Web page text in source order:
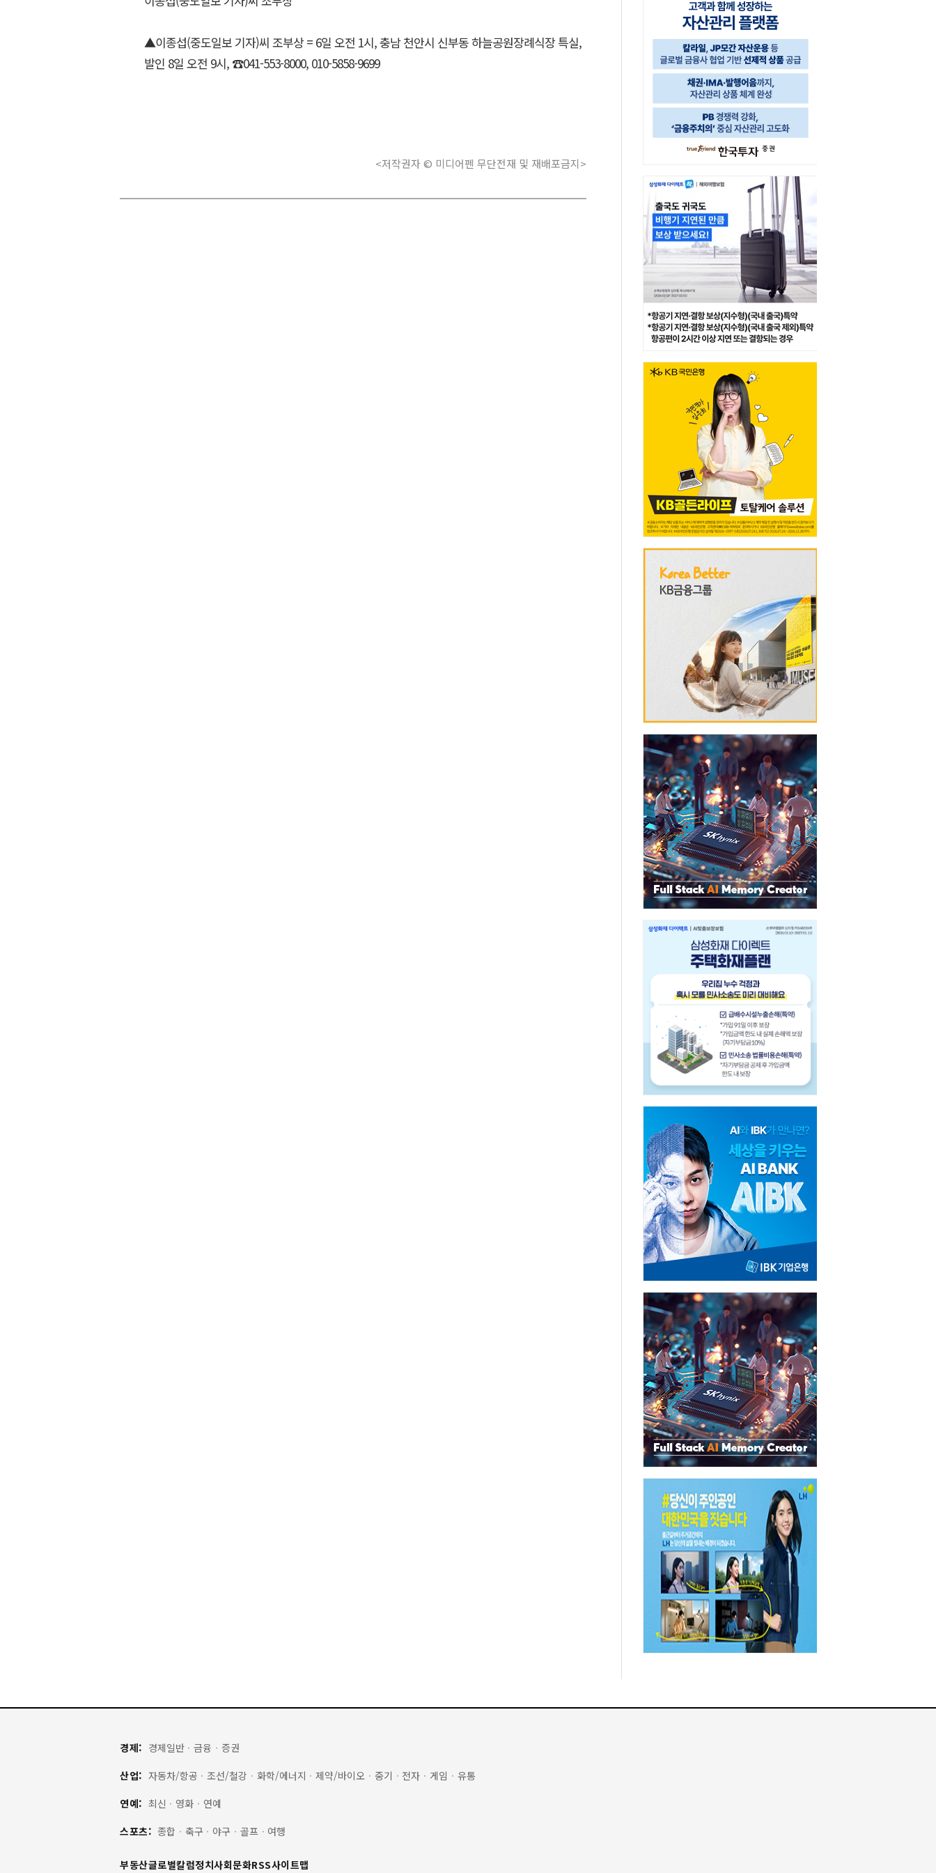
▲이종섭(중도일보 기자)씨 조부상 = 6일 오전 1시, 충남 천안시 신부동 하늘공원장례식장 특실,
발인 8일 오전 9시, ☎041-553-8000, 010-5858-9699
<저작권자 © 미디어펜 무단전재 및 재배포금지>
경제: 경제일반 · 금융 · 증권
산업: 자동차/항공 · 조선/철강 · 화학/에너지 · 제약/바이오 · 중기 · 전자 · 게임 · 유통
연예: 최신 · 영화 · 연예
스포츠: 종합 · 축구 · 야구 · 골프 · 여행
부동산글로벌칼럼정치사회문화RSS사이트맵